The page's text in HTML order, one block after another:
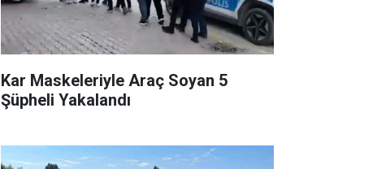
Kar Maskeleriyle Araç Soyan 5
Şüpheli Yakalandı